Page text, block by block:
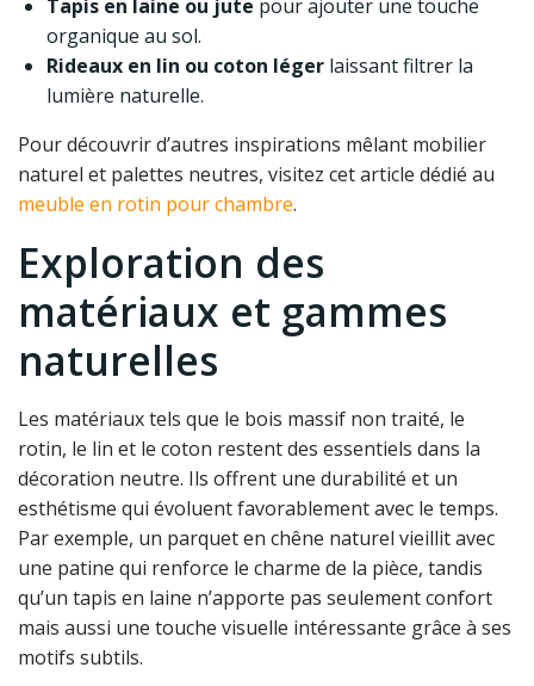
Tapis en laine ou jute pour ajouter une touche
organique au sol.
Rideaux en lin ou coton léger laissant filtrer la
lumière naturelle.
Pour découvrir d’autres inspirations mêlant mobilier
naturel et palettes neutres, visitez cet article dédié au
meuble en rotin pour chambre.
Exploration des
matériaux et gammes
naturelles
Les matériaux tels que le bois massif non traité, le
rotin, le lin et le coton restent des essentiels dans la
décoration neutre. Ils offrent une durabilité et un
esthétisme qui évoluent favorablement avec le temps.
Par exemple, un parquet en chêne naturel vieillit avec
une patine qui renforce le charme de la pièce, tandis
qu’un tapis en laine n’apporte pas seulement confort
mais aussi une touche visuelle intéressante grâce à ses
motifs subtils.